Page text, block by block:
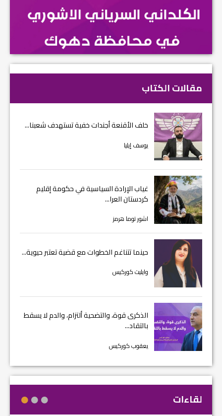
مقالات الكتاب
خلف الأقنعة أجندات خفية تستهدف شعبنا...
يوسف إيليا
غياب الإرادة السياسية في حكومة إقليم
كردستان العرا...
اشور توما هرمز
حينما تتناغم الخطوات مع قضية تعتبر حيوية...
وايليت كوركيس
الذكرى قوة، والتضحية ألتزام، والدم لا يسقط
بالتقاد...
يعقوب كوركيس
لقاءات